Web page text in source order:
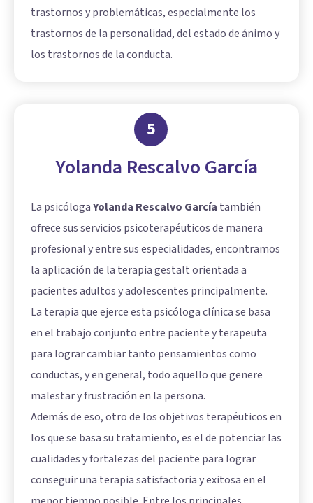
trastornos y problemáticas, especialmente los
trastornos de la personalidad, del estado de ánimo y
los trastornos de la conducta.
5
Yolanda Rescalvo García
La psicólogaYolanda Rescalvo García también
ofrece sus servicios psicoterapéuticos de manera
profesional y entre sus especialidades, encontramos
la aplicación de la terapia gestalt orientada a
pacientes adultos y adolescentes principalmente.
La terapia que ejerce esta psicóloga clínica se basa
en el trabajo conjunto entre paciente y terapeuta
para lograr cambiar tanto pensamientos como
conductas, y en general, todo aquello que genere
malestar y frustración en la persona.
Además de eso, otro de los objetivos terapéuticos en
los que se basa su tratamiento, es el de potenciar las
cualidades y fortalezas del paciente para lograr
conseguir una terapia satisfactoria y exitosa en el